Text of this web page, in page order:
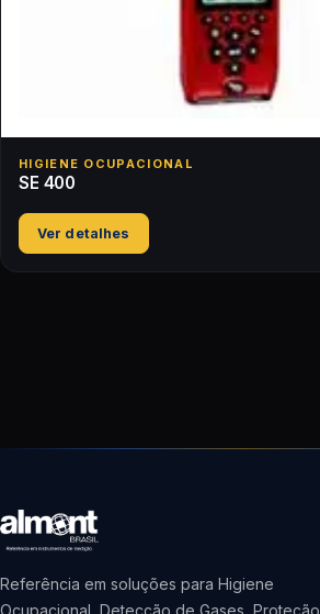
HIGIENE OCUPACIONAL
SE 400
Ver detalhes
Referência em soluções para Higiene
Ocupacional, Detecção de Gases, Proteção